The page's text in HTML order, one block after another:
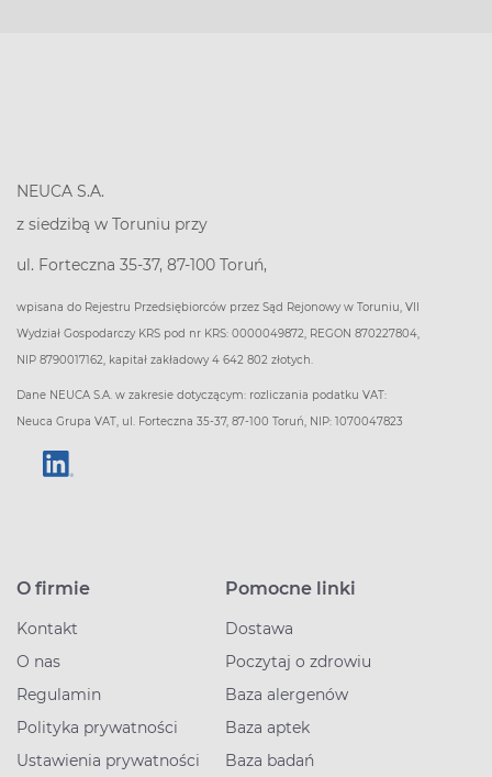
NEUCA S.A.
z siedzibą w Toruniu przy
ul. Forteczna 35-37, 87-100 Toruń,
wpisana do Rejestru Przedsiębiorców przez Sąd Rejonowy w Toruniu, VII
Wydział Gospodarczy KRS pod nr KRS: 0000049872, REGON 870227804,
NIP 8790017162, kapitał zakładowy 4 642 802 złotych.
Dane NEUCA S.A. w zakresie dotyczącym: rozliczania podatku VAT:
Neuca Grupa VAT, ul. Forteczna 35-37, 87-100 Toruń, NIP: 1070047823
O firmie
Kontakt
O nas
Regulamin
Polityka prywatności
Ustawienia prywatności
Pomocne linki
Dostawa
Poczytaj o zdrowiu
Baza alergenów
Baza aptek
Baza badań